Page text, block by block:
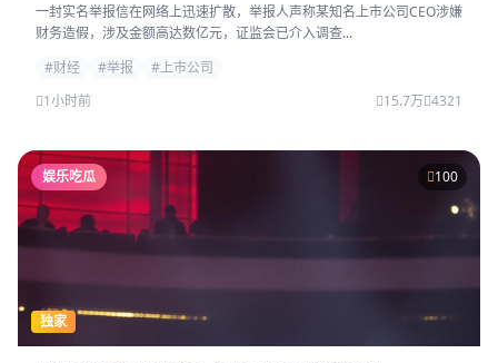
一封实名举报信在网络上迅速扩散，举报人声称某知名上市公司CEO涉嫌
财务造假，涉及金额高达数亿元，证监会已介入调查...
#财经
#举报
#上市公司
1小时前
15.7万 4321
娱乐吃瓜 100
独家